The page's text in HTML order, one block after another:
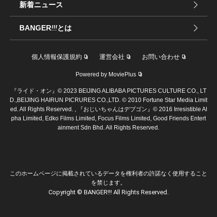
新着ニュース
BANGER!!!とは
個人情報保護規約 運営会社 お問い合わせ
Powered by MoviePlus
『ライド・オン』© 2023 BEIJING ALIBABA PICTURES CULTURE CO., LT
D.,BEIJING HAIRUN PICRURES CO.,LTD. © 2010 Fortune Star Media Limit
ed. All Rights Reserved. , 『おじいちゃんはデブゴン』© 2016 Irresistible Al
pha Limited, Edko Films Limited, Focus Films Limited, Good Friends Entert
ainment Sdn Bhd. All Rights Reserved.
このホームページに掲載されているデータを権利者の許諾なく使用すること
を禁じます。
Copyright © BANGER!!! All Rights Reserved.